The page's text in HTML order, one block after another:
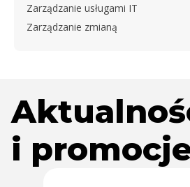
Zarządzanie usługami IT
Zarządzanie zmianą
i